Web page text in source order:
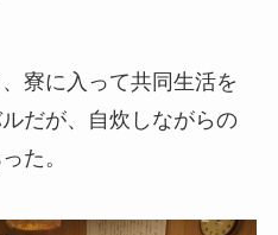
寮に入って共同生活を
だが、自炊しながらの
た。